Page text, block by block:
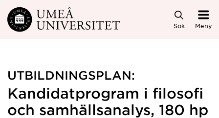
Hoppa direkt till innehållet
Sök Meny
UTBILDNINGSPLAN:
Kandidatprogram i filosofi
och samhällsanalys, 180 hp